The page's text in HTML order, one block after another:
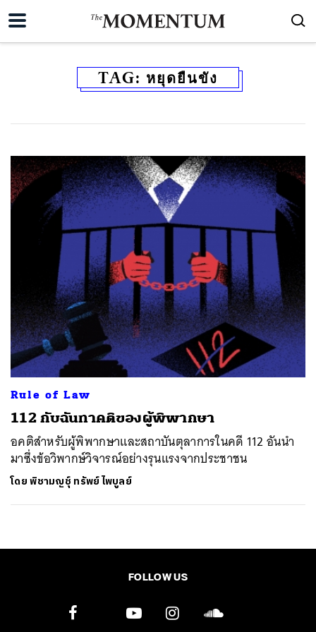
TAG: หยุดยืนขัง
Rule of Law
112 กับฉันทาคติของผู้พิพากษา
อคติสำหรับผู้พิพากษาและสถาบันตุลาการในคดี 112 อันนำ
มาซึ่งข้อวิพากษ์วิจารณ์อย่างรุนแรงจากประชาชน
โดยพิชามญชุ์ ทรัพย์ไพบูลย์
FOLLOW US
ค้นหา
SHARE TWEET LINE EMAIL